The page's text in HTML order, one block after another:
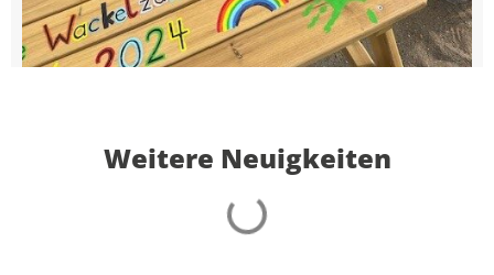
Weitere Neuigkeiten